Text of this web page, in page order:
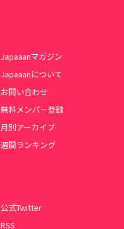
Japaaanマガジン
Japaaanについて
お問い合わせ
無料メンバー登録
月別アーカイブ
週間ランキング
公式Twitter
RSS